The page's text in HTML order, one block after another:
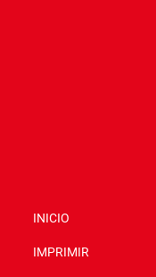
INICIO
IMPRIMIR